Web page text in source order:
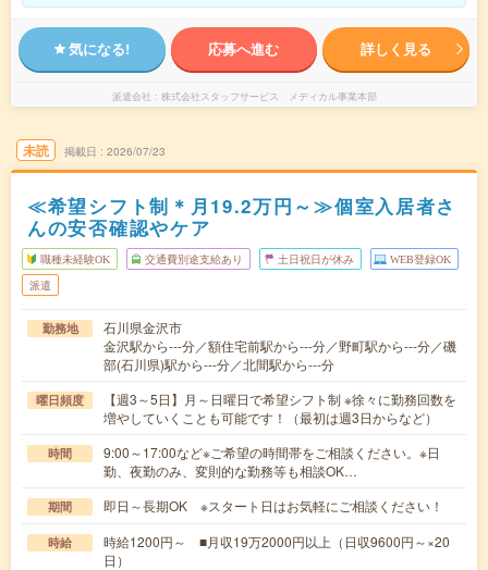
気になる! 応募へ進む 詳しく見る
派遣会社 株式会社スタッフサービス メディカル事業本部
未読 掲載日 2026/07/23
≪希望シフト制＊月19.2万円～≫個室入居者さ
んの安否確認やケア
職種未経験OK 交通費別途支給あり 土日祝日が休み WEB登録OK
派遣
勤務地
石川県金沢市
金沢駅から---分／額住宅前駅から---分／野町駅から---分／磯
部(石川県)駅から---分／北間駅から---分
曜日頻度
【週3～5日】月～日曜日で希望シフト制 ※徐々に勤務回数を
増やしていくことも可能です！（最初は週3日からなど）
時間
9:00～17:00など※ご希望の時間帯をご相談ください。※日
勤、夜勤のみ、変則的な勤務等も相談OK…
期間 即日～長期OK ※スタート日はお気軽にご相談ください！
時給
時給1200円～ ■月収19万2000円以上（日収9600円～×20
日）